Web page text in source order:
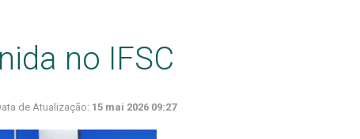
no IFSC
de Atualização: 15 mai 2026 09:27